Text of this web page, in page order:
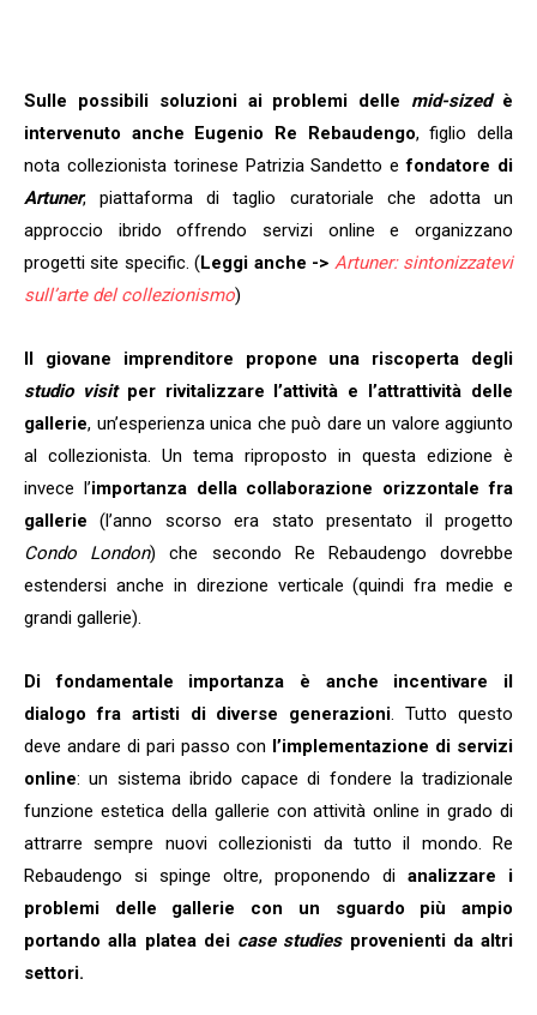
Sulle possibili soluzioni ai problemi delle mid-sizedè
intervenuto anche Eugenio Re Rebaudengo, figlio della
nota collezionista torinese Patrizia Sandetto efondatore di
Artuner, piattaforma di taglio curatoriale che adotta un
approccio ibrido offrendo servizi online e organizzano
progetti site specific. (Leggi anche -> Artuner: sintonizzatevi
sull’arte del collezionismo)
Il giovane imprenditore propone una riscoperta degli
studio visitper rivitalizzare l’attività e l’attrattività delle
gallerie, un’esperienza unica che può dare un valore aggiunto
al collezionista. Un tema riproposto in questa edizione è
invece l’importanza della collaborazione orizzontale fra
gallerie (l’anno scorso era stato presentato il progetto
Condo London) che secondo Re Rebaudengo dovrebbe
estendersi anche in direzione verticale (quindi fra medie e
grandi gallerie).
Di fondamentale importanza è anche incentivare il
dialogo fra artisti di diverse generazioni . Tutto questo
deve andare di pari passo con l’implementazione di servizi
online: un sistema ibrido capace di fondere la tradizionale
funzione estetica della gallerie con attività online in grado di
attrarre sempre nuovi collezionisti da tutto il mondo. Re
Rebaudengo si spinge oltre, proponendo di analizzare i
problemi delle gallerie con un sguardo più ampio
portando alla platea dei case studiesprovenienti da altri
settori.
Sono un
collezionista
Si